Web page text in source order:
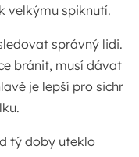
velkýmu spiknutí.
správný lidi.
bránit, musí dávat
je lepší pro sichr
tý doby uteklo